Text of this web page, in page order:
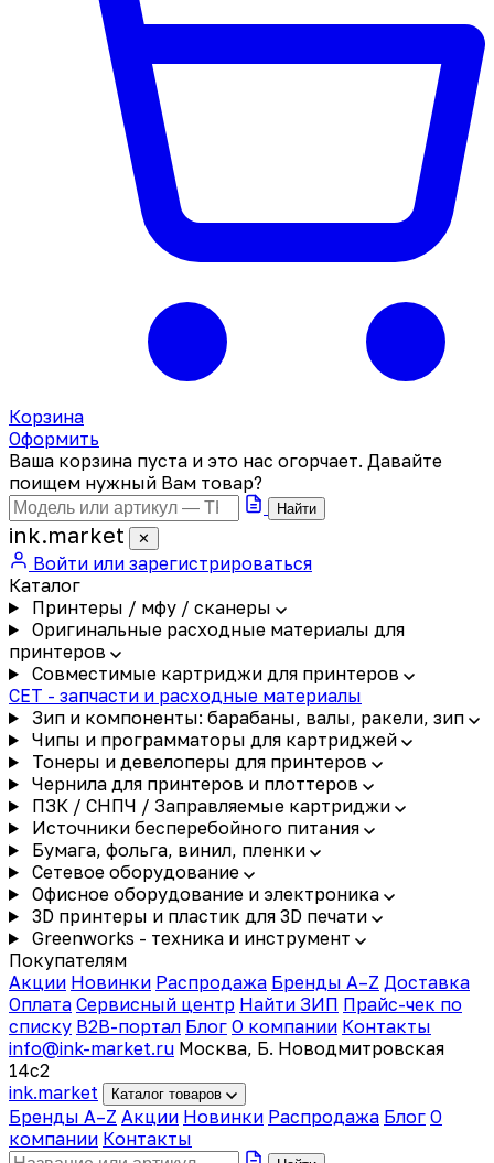
Корзина
Оформить
Ваша корзина пуста и это нас огорчает. Давайте
поищем нужный Вам товар?
Найти
ink.market ✕
Войти или зарегистрироваться
Каталог
Принтеры / мфу / сканеры
Оригинальные расходные материалы для
принтеров
Совместимые картриджи для принтеров
CET - запчасти и расходные материалы
Зип и компоненты: барабаны, валы, ракели, зип
Чипы и программаторы для картриджей
Тонеры и девелоперы для принтеров
Чернила для принтеров и плоттеров
ПЗК / СНПЧ / Заправляемые картриджи
Источники бесперебойного питания
Бумага, фольга, винил, пленки
Сетевое оборудование
Офисное оборудование и электроника
3D принтеры и пластик для 3D печати
Greenworks - техника и инструмент
Покупателям
Акции Новинки Распродажа Бренды A–Z Доставка
Оплата Сервисный центр Найти ЗИП Прайс-чек по
списку B2B-портал Блог О компании Контакты
info@ink-market.ru Москва, Б. Новодмитровская
14с2
ink.market Каталог товаров
Бренды A–Z Акции Новинки Распродажа Блог О
компании Контакты